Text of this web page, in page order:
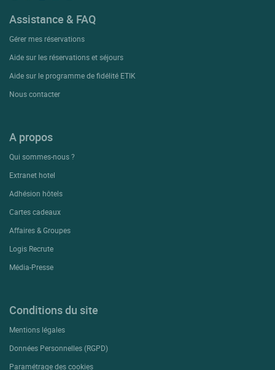
Assistance & FAQ
Gérer mes réservations
Aide sur les réservations et séjours
Aide sur le programme de fidélité ETIK
Nous contacter
A propos
Qui sommes-nous ?
Extranet hotel
Adhésion hôtels
Cartes cadeaux
Affaires & Groupes
Logis Recrute
Média-Presse
Conditions du site
Mentions légales
Données Personnelles (RGPD)
Paramétrage des cookies